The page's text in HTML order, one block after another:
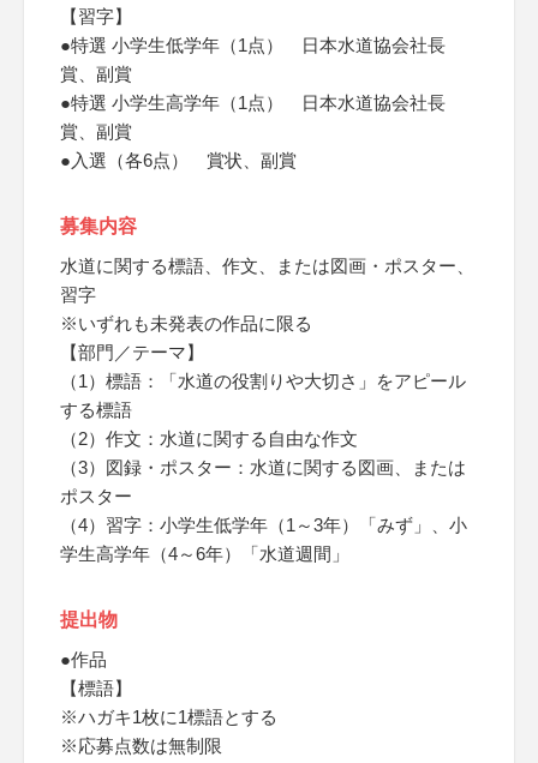
【習字】
●特選 小学生低学年（1点） 日本水道協会社長
賞、副賞
●特選 小学生高学年（1点） 日本水道協会社長
賞、副賞
●入選（各6点） 賞状、副賞
募集内容
水道に関する標語、作文、または図画・ポスター、
習字
※いずれも未発表の作品に限る
【部門／テーマ】
（1）標語：「水道の役割りや大切さ」をアピール
する標語
（2）作文：水道に関する自由な作文
（3）図録・ポスター：水道に関する図画、または
ポスター
（4）習字：小学生低学年（1～3年）「みず」、小
学生高学年（4～6年）「水道週間」
提出物
●作品
【標語】
※ハガキ1枚に1標語とする
※応募点数は無制限